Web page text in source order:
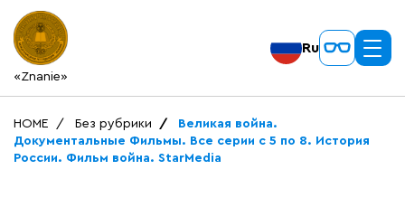
«Znanie»
Ru
HOME Без рубрики
Великая война.
Документальные Фильмы. Все серии с 5 по 8. История
России. Фильм война. StarMedia